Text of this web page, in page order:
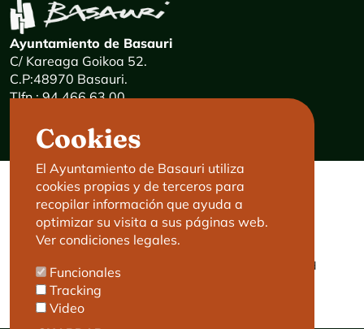
Cookies
El Ayuntamiento de Basauri utiliza
cookies propias y de terceros para
recopilar información que ayuda a
optimizar su visita a sus páginas web.
Ver condiciones legales.
Funcionales
Tracking
Video
Ayuntamiento de Basauri
C/ Kareaga Goikoa 52.
C.P:48970 Basauri.
Tlfn.: 94 466 63 00
E-mail: haz@basauri.eus
CONTACTO
Basauri le atiende
Cita previa
LEGAL
Aviso legal
Política de privacidad